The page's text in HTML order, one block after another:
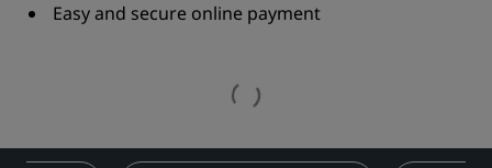
Easy and secure online payment